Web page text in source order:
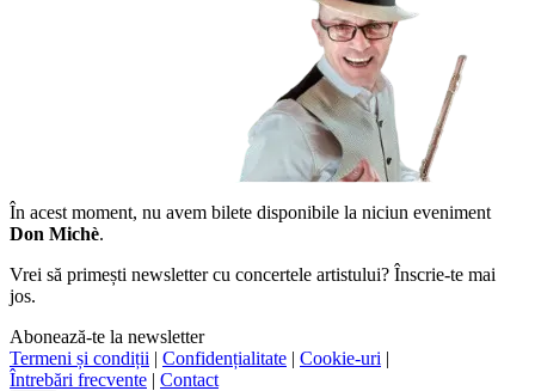
În acest moment, nu avem bilete disponibile la niciun eveniment
Don Michè.
Vrei să primești newsletter cu concertele artistului? Înscrie-te mai
jos.
Abonează-te la newsletter
Termeni și condiții | Confidențialitate | Cookie-uri |
Întrebări frecvente | Contact